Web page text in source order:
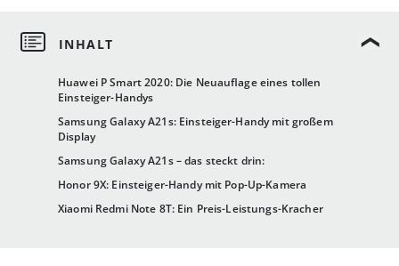
Huawei P Smart 2020: Die Neuauflage eines tollen
Einsteiger-Handys
Samsung Galaxy A21s: Einsteiger-Handy mit großem
Display
Samsung Galaxy A21s – das steckt drin:
Honor 9X: Einsteiger-Handy mit Pop-Up-Kamera
Xiaomi Redmi Note 8T: Ein Preis-Leistungs-Kracher